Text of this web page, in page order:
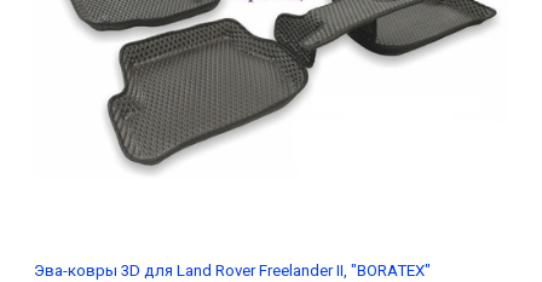
Эва-ковры 3D для Land Rover Freelander II, "BORATEX"